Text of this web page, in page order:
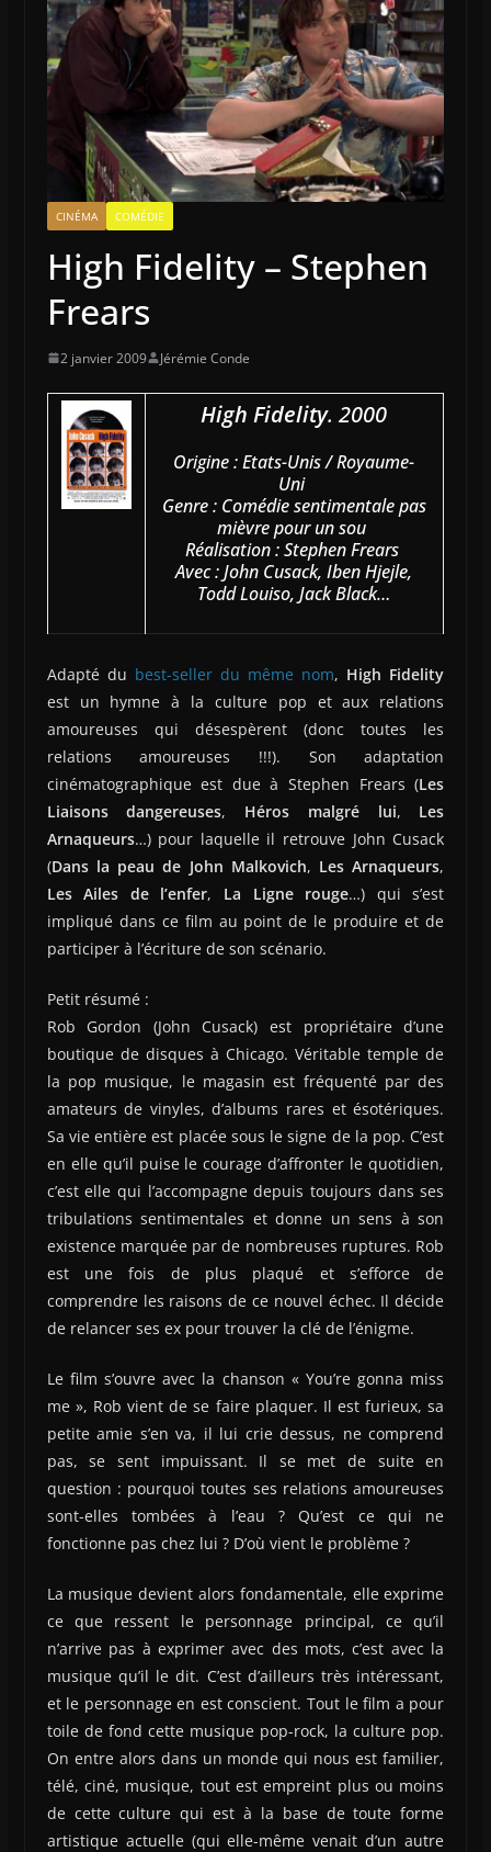
CINÉMA COMÉDIE
High Fidelity – Stephen
Frears
2 janvier 2009 Jérémie Conde
High Fidelity. 2000
Origine : Etats-Unis / Royaume-
Uni
Genre : Comédie sentimentale pas
mièvre pour un sou
Réalisation : Stephen Frears
Avec : John Cusack, Iben Hjejle,
Todd Louiso, Jack Black…
Adapté du best-seller du même nom, High Fidelity
est un hymne à la culture pop et aux relations
amoureuses qui désespèrent (donc toutes les
relations amoureuses !!!). Son adaptation
cinématographique est due à Stephen Frears (Les
Liaisons dangereuses, Héros malgré lui, Les
Arnaqueurs…) pour laquelle il retrouve John Cusack
(Dans la peau de John Malkovich, Les Arnaqueurs,
Les Ailes de l’enfer, La Ligne rouge…) qui s’est
impliqué dans ce film au point de le produire et de
participer à l’écriture de son scénario.
Petit résumé :
Rob Gordon (John Cusack) est propriétaire d’une
boutique de disques à Chicago. Véritable temple de
la pop musique, le magasin est fréquenté par des
amateurs de vinyles, d’albums rares et ésotériques.
Sa vie entière est placée sous le signe de la pop. C’est
en elle qu’il puise le courage d’affronter le quotidien,
c’est elle qui l’accompagne depuis toujours dans ses
tribulations sentimentales et donne un sens à son
existence marquée par de nombreuses ruptures. Rob
est une fois de plus plaqué et s’efforce de
comprendre les raisons de ce nouvel échec. Il décide
de relancer ses ex pour trouver la clé de l’énigme.
Le film s’ouvre avec la chanson « You’re gonna miss
me », Rob vient de se faire plaquer. Il est furieux, sa
petite amie s’en va, il lui crie dessus, ne comprend
pas, se sent impuissant. Il se met de suite en
question : pourquoi toutes ses relations amoureuses
sont-elles tombées à l’eau ? Qu’est ce qui ne
fonctionne pas chez lui ? D’où vient le problème ?
La musique devient alors fondamentale, elle exprime
ce que ressent le personnage principal, ce qu’il
n’arrive pas à exprimer avec des mots, c’est avec la
musique qu’il le dit. C’est d’ailleurs très intéressant,
et le personnage en est conscient. Tout le film a pour
toile de fond cette musique pop-rock, la culture pop.
On entre alors dans un monde qui nous est familier,
télé, ciné, musique, tout est empreint plus ou moins
de cette culture qui est à la base de toute forme
artistique actuelle (qui elle-même venait d’un autre